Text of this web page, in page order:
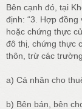
Bên cạnh đó, tại
định: “3. Hợp
hoặc chứng thực
đô thị, chứng thực
thôn, trừ các
a) Cá nhân cho
b) Bên bán, bên